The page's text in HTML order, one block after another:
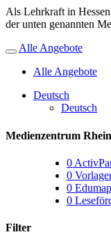
Als Lehrkraft in
der unten genannten
Alle Angebote
Alle Angebote
Deutsch
Deutsch
Medienzentrum
0
0
0
0
Filter